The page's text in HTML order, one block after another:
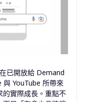
已開放給 Demand
YouTube 所帶來
的實際成長。重點不